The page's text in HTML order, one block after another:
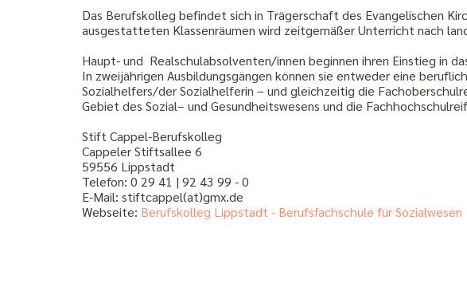
Das Berufskolleg befindet sich in Trägerschaft des Evangelischen
ausgestatteten Klassenräumen wird zeitgemäßer Unterricht nach
Haupt- und Realschulabsolventen/innen beginnen ihren Einstieg in
In zweijährigen Ausbildungsgängen können sie entweder eine
Sozialhelfers/der Sozialhelferin – und gleichzeitig die
Gebiet des Sozial– und Gesundheitswesens und die
Stift Cappel-Berufskolleg
Cappeler Stiftsallee 6
59556 Lippstadt
Telefon: 0 29 41 | 92 43 99 - 0
E-Mail: stiftcappel(at)gmx.de
Webseite: Berufskolleg Lippstadt - Berufsfachschule für Sozialwesen